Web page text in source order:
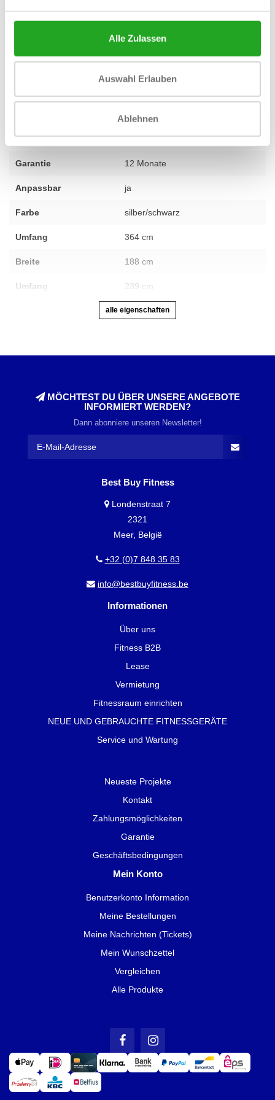
Alle Zulassen
Auswahl Erlauben
Ablehnen
richtige Wahl für Ihren Raum oder Ihre Ziele ist? Unser Team
steht Ihnen mit fachkundiger und persönlicher Beratung zur Seite.
Fitness Gebraucht, generalüberholt
Abschnitte
Garantie 12 Monate
Anpassbar ja
Farbe silber/schwarz
Umfang 364 cm
Breite 188 cm
Umfang 239 cm
alle eigenschaften
MÖCHTEST DU ÜBER UNSERE ANGEBOTE
INFORMIERT WERDEN?
Dann abonniere unseren Newsletter!
Best Buy Fitness
Londenstraat 7
2321
Meer, België
+32 (0)7 848 35 83
info@bestbuyfitness.be
Informationen
Über uns
Fitness B2B
Lease
Vermietung
Fitnessraum einrichten
NEUE UND GEBRAUCHTE FITNESSGERÄTE
Service und Wartung
Neueste Projekte
Kontakt
Zahlungsmöglichkeiten
Garantie
Geschäftsbedingungen
Mein Konto
Benutzerkonto Information
Meine Bestellungen
Meine Nachrichten (Tickets)
Mein Wunschzettel
Vergleichen
Alle Produkte